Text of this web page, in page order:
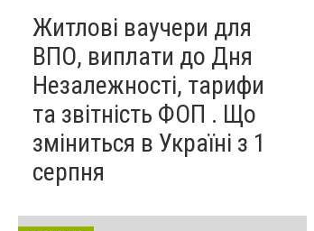
Житлові ваучери для
ВПО, виплати до Дня
Незалежності, тарифи
та звітність ФОП . Що
зміниться в Україні з 1
серпня